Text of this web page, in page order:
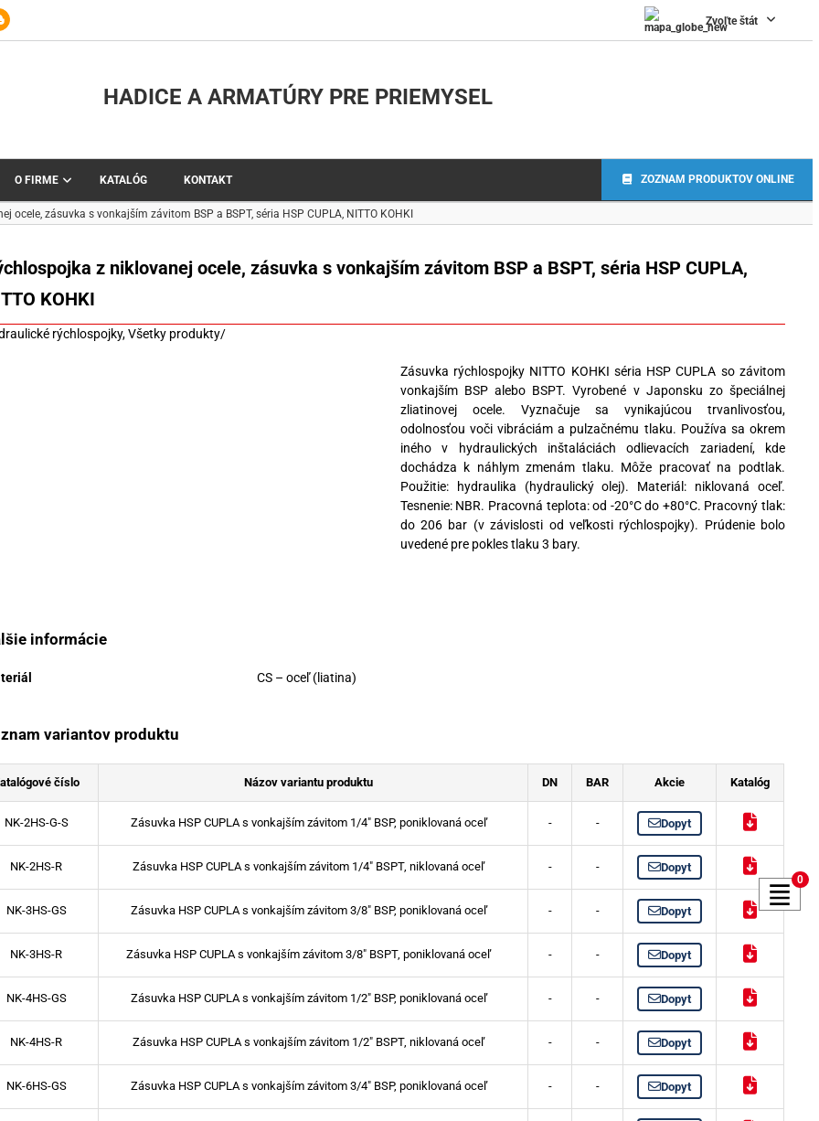
Zvoľte štát
HADICE A ARMATÚRY PRE PRIEMYSEL
O FIRME KATALÓG KONTAKT ZOZNAM PRODUKTOV ONLINE
ocele, zásuvka s vonkajším závitom BSP a BSPT, séria HSP CUPLA, NITTO KOHKI
z niklovanej ocele, zásuvka s vonkajším závitom BSP a BSPT, séria HSP CUPLA,
KOHKI
rýchlospojky,Všetky produkty/
informácie
CS – oceľ (liatina)
Zásuvka rýchlospojky NITTO KOHKI séria HSP CUPLA so závitom
vonkajším BSP alebo BSPT. Vyrobené v Japonsku zo špeciálnej
zliatinovej ocele. Vyznačuje sa vynikajúcou trvanlivosťou,
odolnosťou voči vibráciám a pulzačnému tlaku. Používa sa okrem
iného v hydraulických inštaláciách odlievacích zariadení, kde
dochádza k náhlym zmenám tlaku. Môže pracovať na podtlak.
Použitie: hydraulika (hydraulický olej). Materiál: niklovaná oceľ.
Tesnenie: NBR. Pracovná teplota: od -20°C do +80°C. Pracovný tlak:
do 206 bar (v závislosti od veľkosti rýchlospojky). Prúdenie bolo
uvedené pre pokles tlaku 3 bary.
variantov produktu
číslo Názov variantu produktu DN BAR Akcie Katalóg
NK-2HS-G-S Zásuvka HSP CUPLA s vonkajším závitom 1/4" BSP, poniklovaná oceľ - - Dopyt
NK-2HS-R Zásuvka HSP CUPLA s vonkajším závitom 1/4" BSPT, niklovaná oceľ - - Dopyt
NK-3HS-GS Zásuvka HSP CUPLA s vonkajším závitom 3/8" BSP, poniklovaná oceľ - - Dopyt
NK-3HS-R Zásuvka HSP CUPLA s vonkajším závitom 3/8" BSPT, poniklovaná oceľ - - Dopyt
NK-4HS-GS Zásuvka HSP CUPLA s vonkajším závitom 1/2" BSP, poniklovaná oceľ - - Dopyt
NK-4HS-R Zásuvka HSP CUPLA s vonkajším závitom 1/2" BSPT, niklovaná oceľ - - Dopyt
NK-6HS-GS Zásuvka HSP CUPLA s vonkajším závitom 3/4" BSP, poniklovaná oceľ - - Dopyt
0